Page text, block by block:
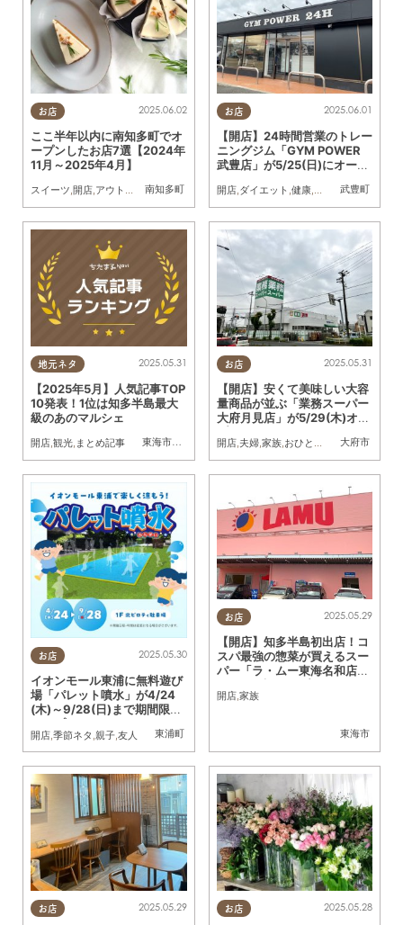
お店
南知多町
2025.06.02
ここ半年以内に南知多町でオ
ープンしたお店7選【2024年
11月～2025年4月】
スイーツ,開店,アウトドア ,まとめ記事 家族
お店
武豊町
2025.06.01
【開店】24時間営業のトレー
ニングジム「GYM POWER
武豊店」が5/25(日)にオープ
開店,ダイエット ,健康,習い事,おひとりさ
地元ネタ
東海市
,大府市 知多市, 東浦町,阿久比町, 半田市,常滑市
2025.05.31
【2025年5月】人気記事TOP
10発表！1位は知多半島最大
級のあのマルシェ
開店,観光, まとめ記事
お店
大府市
2025.05.31
【開店】安くて美味しい大容
量商品が並ぶ「業務スーパー
大府月見店」が5/29(木)オー
開店,夫婦,家族,おひとりさま ,KURUTOHP
お店
東浦町
2025.05.30
イオンモール東浦に無料遊び
場「パレット噴水」が4/24
(木)～9/28(日)まで期間限定
オープン！
開店 季節ネタ 親子 友人
お店
東海市
2025.05.29
【開店】知多半島初出店！コ
スパ最強の惣菜が買えるスー
パー「ラ・ムー東海名和店」
開店,家族
お店 2025.05.29 お店 2025.05.28